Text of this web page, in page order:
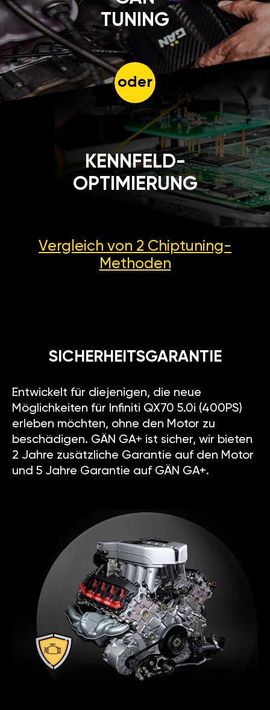
TUNING
oder
KENNFELD-
OPTIMIERUNG
Vergleich von 2 Chiptuning-
Methoden
SICHERHEITSGARANTIE
Entwickelt für diejenigen, die neue
Möglichkeiten für Infiniti QX70 5.0i (400PS)
erleben möchten, ohne den Motor zu
beschädigen. GÄN GA+ ist sicher, wir bieten
2 Jahre zusätzliche Garantie auf den Motor
und 5 Jahre Garantie auf GÄN GA+.